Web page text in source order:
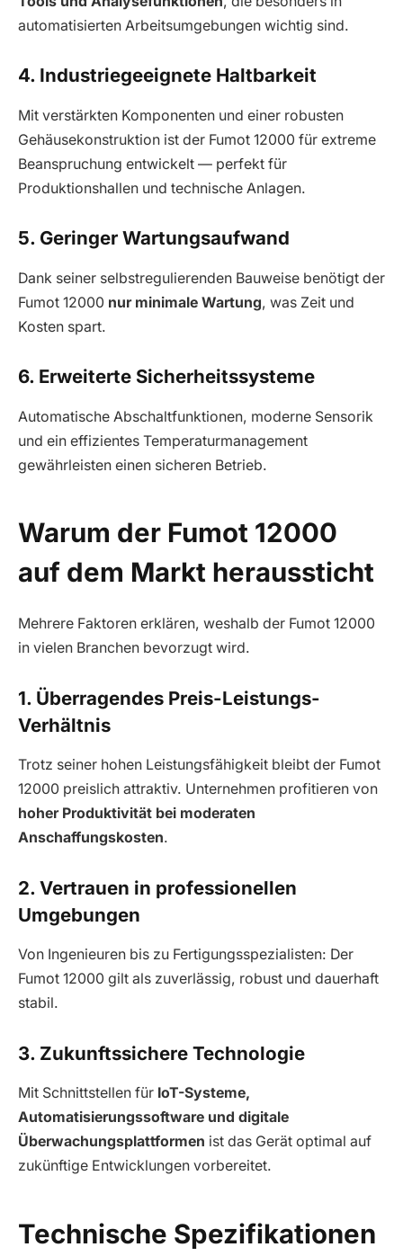
automatisierten Arbeitsumgebungen wichtig sind.
4. Industriegeeignete Haltbarkeit
Mit verstärkten Komponenten und einer robusten
Gehäusekonstruktion ist der Fumot 12000 für extreme
Beanspruchung entwickelt — perfekt für
Produktionshallen und technische Anlagen.
5. Geringer Wartungsaufwand
Dank seiner selbstregulierenden Bauweise benötigt der
Fumot 12000 nur minimale Wartung, was Zeit und
Kosten spart.
6. Erweiterte Sicherheitssysteme
Automatische Abschaltfunktionen, moderne Sensorik
und ein effizientes Temperaturmanagement
gewährleisten einen sicheren Betrieb.
Warum der Fumot 12000
auf dem Markt heraussticht
Mehrere Faktoren erklären, weshalb der Fumot 12000
in vielen Branchen bevorzugt wird.
1. Überragendes Preis-Leistungs-
Verhältnis
Trotz seiner hohen Leistungsfähigkeit bleibt der Fumot
12000 preislich attraktiv. Unternehmen profitieren von
hoher Produktivität bei moderaten
Anschaffungskosten.
2. Vertrauen in professionellen
Umgebungen
Von Ingenieuren bis zu Fertigungsspezialisten: Der
Fumot 12000 gilt als zuverlässig, robust und dauerhaft
stabil.
3. Zukunftssichere Technologie
Mit Schnittstellen für IoT-Systeme,
Automatisierungssoftware und digitale
Überwachungsplattformen ist das Gerät optimal auf
zukünftige Entwicklungen vorbereitet.
Technische Spezifikationen